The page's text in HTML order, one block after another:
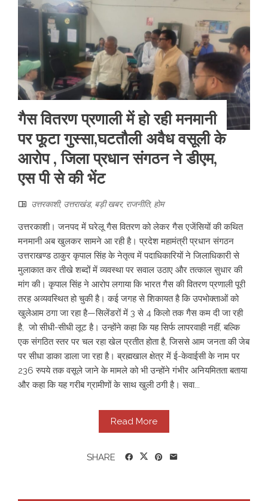
गैस वितरण प्रणाली में हो रही मनमानी
पर फूटा गुस्सा,घटतौली अवैध वसूली के
आरोप , जिला प्रधान संगठन ने डीएम,
एस पी से की भेंट
उत्तरकाशी, उत्तराखंड, बड़ी खबर, राजनीति, होम
उत्तरकाशी। जनपद में घरेलू गैस वितरण को लेकर गैस एजेंसियों की कथित
मनमानी अब खुलकर सामने आ रही है। प्रदेश महामंत्री प्रधान संगठन
उत्तराखण्ड ठाकुर कृपाल सिंह के नेतृत्व में पदाधिकारियों ने जिलाधिकारी से
मुलाकात कर तीखे शब्दों में व्यवस्था पर सवाल उठाए और तत्काल सुधार की
मांग की। कृपाल सिंह ने आरोप लगाया कि भारत गैस की वितरण प्रणाली पूरी
तरह अव्यवस्थित हो चुकी है। कई जगह से शिकायत है कि उपभोक्ताओं को
खुलेआम ठगा जा रहा है—सिलेंडरों में 3 से 4 किलो तक गैस कम दी जा रही
है, जो सीधी-सीधी लूट है। उन्होंने कहा कि यह सिर्फ लापरवाही नहीं, बल्कि
एक संगठित स्तर पर चल रहा खेल प्रतीत होता है, जिससे आम जनता की जेब
पर सीधा डाका डाला जा रहा है। ब्रह्मखाल क्षेत्र में ई-केवाईसी के नाम पर
236 रुपये तक वसूले जाने के मामले को भी उन्होंने गंभीर अनियमितता बताया
और कहा कि यह गरीब ग्रामीणों के साथ खुली ठगी है। सवा...
Read More
SHARE